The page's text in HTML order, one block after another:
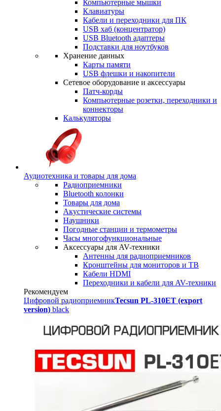
Компьютерные мышки
Клавиатуры
Кабели и переходники для ПК
USB хаб (концентратор)
USB Bluetooth адаптеры
Подставки для ноутбуков
Хранение данных
Карты памяти
USB флешки и накопители
Сетевое оборудование и аксессуары
Патч-корды
Компьютерные розетки, переходники и
коннекторы
Калькуляторы
Аудиотехника и товары для дома
Радиоприемники
Bluetooth колонки
Товары для дома
Акустические системы
Наушники
Погодные станции и термометры
Часы многофункциональные
Аксессуары для AV-техники
Антенны для радиоприемников
Кронштейны для мониторов и ТВ
Кабели HDMI
Переходники и кабели для AV-техники
Рекомендуем
Цифровой радиоприемникTecsun PL-310ET (export
version) black